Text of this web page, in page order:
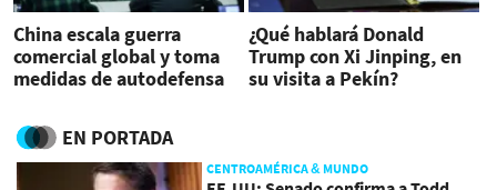
China escala guerra
comercial global y toma
medidas de autodefensa
¿Qué hablará Donald
Trump con Xi Jinping, en
su visita a Pekín?
EN PORTADA
CENTROAMÉRICA & MUNDO